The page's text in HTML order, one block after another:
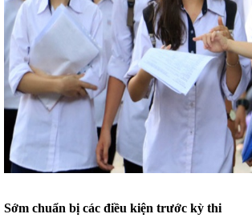
Sớm chuẩn bị các điều kiện trước kỳ thi